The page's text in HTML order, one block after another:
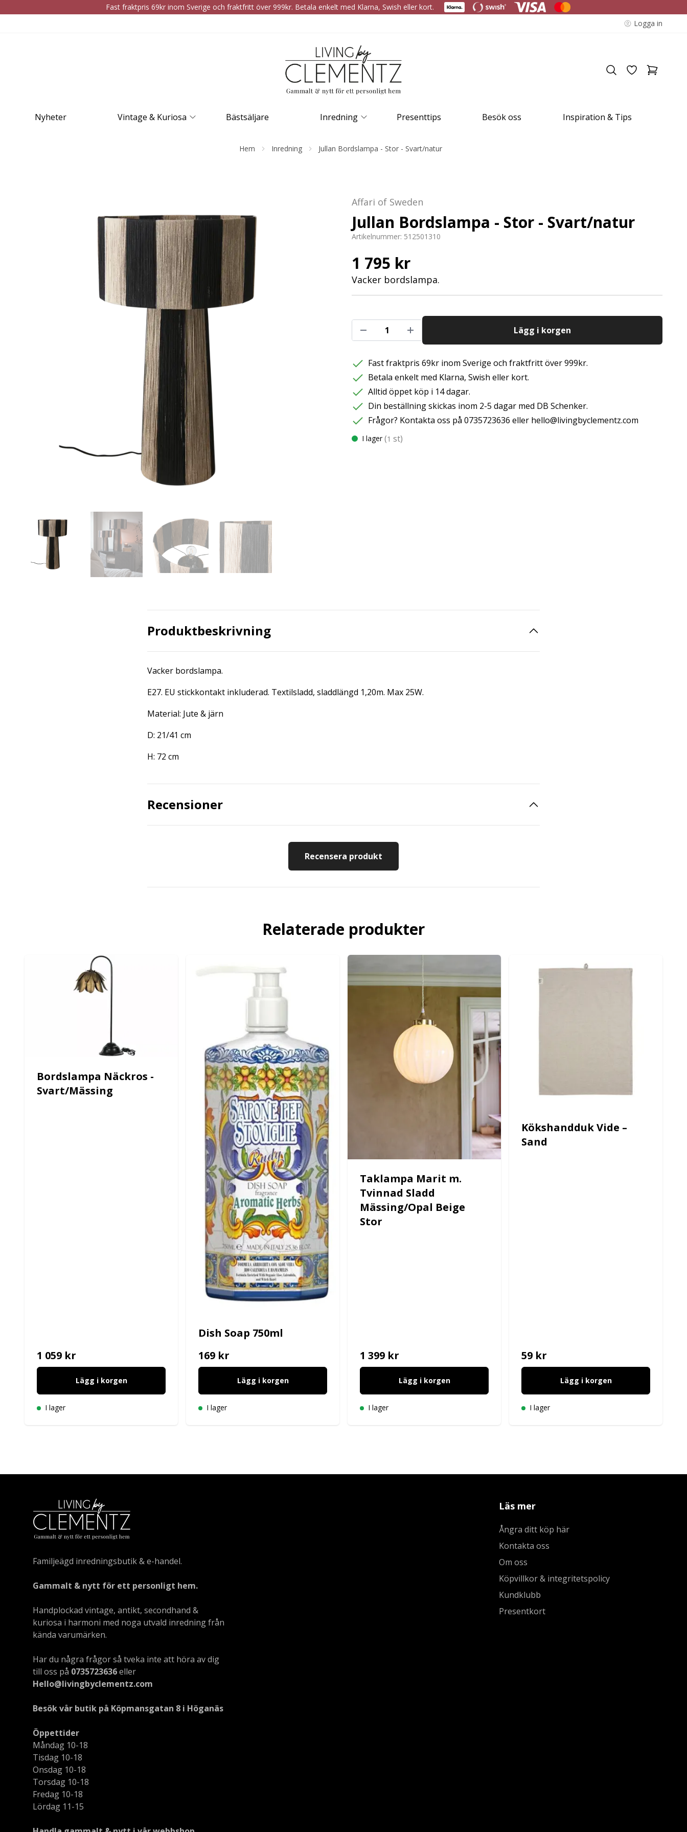
Fast fraktpris 69kr inom Sverige och fraktfritt över 999kr. Betala enkelt med Klarna, Swish eller kort.
Logga in
Nyheter Vintage & Kuriosa Bästsäljare Inredning Presenttips Besök oss Inspiration & Tips
Hem Inredning Jullan Bordslampa - Stor - Svart/natur
Affari of Sweden
Jullan Bordslampa - Stor - Svart/natur
Artikelnummer: 512501310
1 795 kr
Vacker bordslampa.
Lägg i korgen
Fast fraktpris 69kr inom Sverige och fraktfritt över 999kr.
Betala enkelt med Klarna, Swish eller kort.
Alltid öppet köp i 14 dagar.
Din beställning skickas inom 2-5 dagar med DB Schenker.
Frågor? Kontakta oss på 0735723636 eller hello@livingbyclementz.com
I lager (1 st)
Produktbeskrivning
Vacker bordslampa.
E27. EU stickkontakt inkluderad. Textilsladd, sladdlängd 1,20m. Max 25W.
Material: Jute & järn
D: 21/41 cm
H: 72 cm
Recensioner
Recensera produkt
Relaterade produkter
Bordslampa Näckros -
Svart/Mässing
1 059 kr
Lägg i korgen
I lager
Dish Soap 750ml
169 kr
Lägg i korgen
I lager
Taklampa Marit m.
Tvinnad Sladd
Mässing/Opal Beige
Stor
1 399 kr
Lägg i korgen
I lager
Kökshandduk Vide –
Sand
59 kr
Lägg i korgen
I lager
Familjeägd inredningsbutik & e-handel.
Gammalt & nytt för ett personligt hem.
Handplockad vintage, antikt, secondhand &
kuriosa i harmoni med noga utvald inredning från
kända varumärken.
Har du några frågor så tveka inte att höra av dig
till oss på 0735723636eller
Hello@livingbyclementz.com
Besök vår butik på Köpmansgatan 8 i Höganäs
Öppettider
Måndag 10-18
Tisdag 10-18
Onsdag 10-18
Torsdag 10-18
Fredag 10-18
Lördag 11-15
Läs mer
Ångra ditt köp här
Kontakta oss
Om oss
Köpvillkor & integritetspolicy
Kundklubb
Presentkort